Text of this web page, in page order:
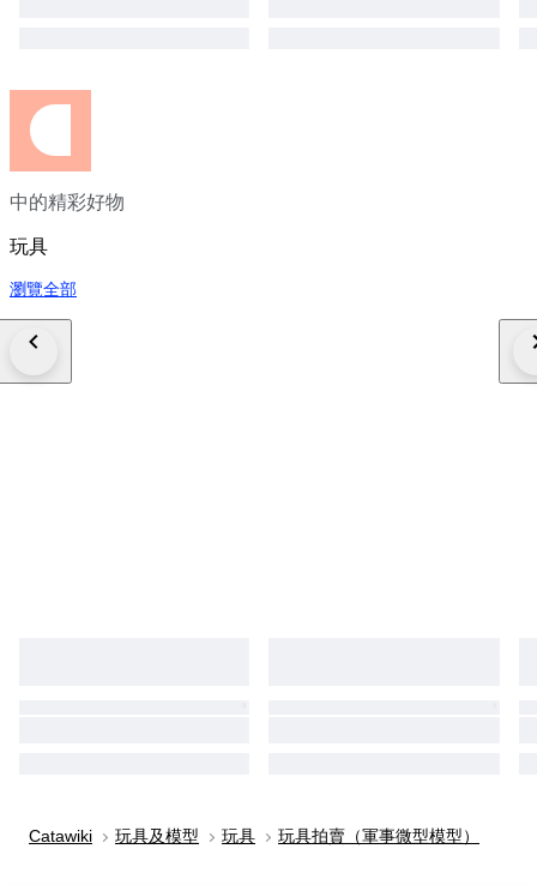
中的精彩好物
玩具
瀏覽全部
Catawiki 玩具及模型 玩具 玩具拍賣（軍事微型模型）